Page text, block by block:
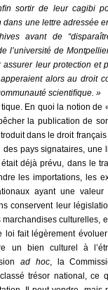
sortir de leur cagibi
une lettre adressée
avant de
l’université de
leur protection et
alors au droit
scientiﬁque. »
En quoi la notion de
la publication de
dans le droit
pays signataires,
déjà prévu, dans le
les importations, les
ayant une
conservent leur
marchandises culturelles,
loi fait légèrement
un bien culturel à
ad hoc, la
trésor national, ce